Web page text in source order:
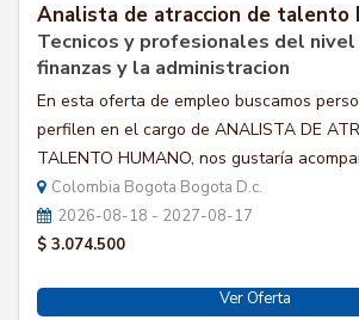
Analista de atraccion de talento
Tecnicos y profesionales del
finanzas y la administracion
En esta oferta de empleo buscamos
perfilen en el cargo de ANALISTA DE
TALENTO HUMANO, nos gustaría
Colombia Bogota Bogota D.c.
2026-08-18 - 2027-08-17
$ 3.074.500
Ver Oferta